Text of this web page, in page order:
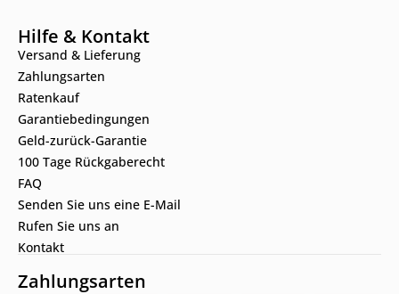
Hilfe & Kontakt
Versand & Lieferung
Zahlungsarten
Ratenkauf
Garantiebedingungen
Geld-zurück-Garantie
100 Tage Rückgaberecht
FAQ
Senden Sie uns eine E-Mail
Rufen Sie uns an
Kontakt
Zahlungsarten